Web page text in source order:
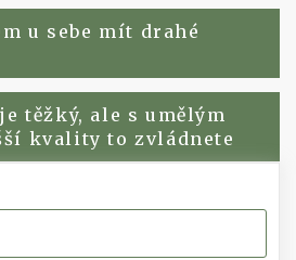
u sebe mít drahé
těžký, ale s umělým
kvality to zvládnete